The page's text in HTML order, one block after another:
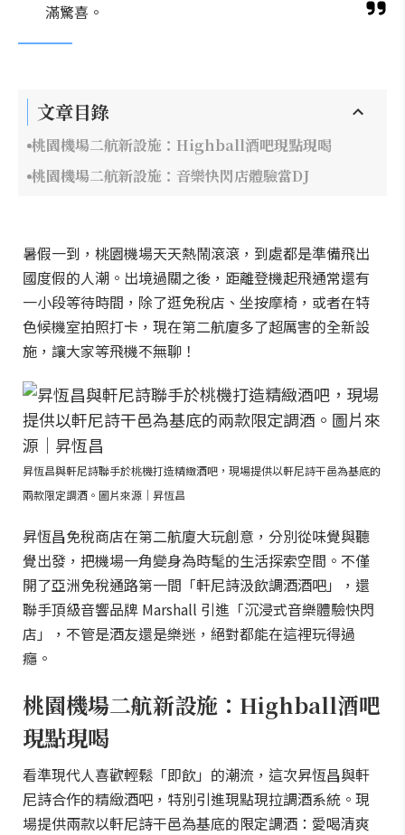
滿驚喜。
文章目錄
桃園機場二航新設施：Highball酒吧現點現喝
桃園機場二航新設施：音樂快閃店體驗當DJ
暑假一到，桃園機場天天熱鬧滾滾，到處都是準備飛出
國度假的人潮。出境過關之後，距離登機起飛通常還有
一小段等待時間，除了逛免稅店、坐按摩椅，或者在特
色候機室拍照打卡，現在第二航廈多了超厲害的全新設
施，讓大家等飛機不無聊！
昇恆昌與軒尼詩聯手於桃機打造精緻酒吧，現場提供以軒尼詩干邑為基底的
兩款限定調酒。圖片來源｜昇恆昌
昇恆昌免稅商店在第二航廈大玩創意，分別從味覺與聽
覺出發，把機場一角變身為時髦的生活探索空間。不僅
開了亞洲免稅通路第一間「軒尼詩汲飲調酒酒吧」，還
聯手頂級音響品牌 Marshall 引進「沉浸式音樂體驗快閃
店」，不管是酒友還是樂迷，絕對都能在這裡玩得過
癮。
桃園機場二航新設施：Highball酒吧
現點現喝
看準現代人喜歡輕鬆「即飲」的潮流，這次昇恆昌與軒
尼詩合作的精緻酒吧，特別引進現點現拉調酒系統。現
場提供兩款以軒尼詩干邑為基底的限定調酒：愛喝清爽